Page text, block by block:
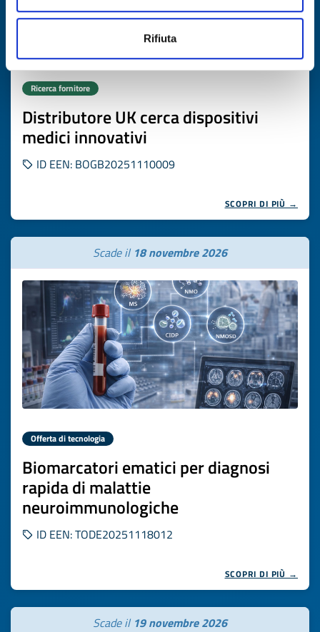
Rifiuta
Ricerca fornitore
Distributore UK cerca dispositivi
medici innovativi
ID EEN: BOGB20251110009
SCOPRI DI PIÙ →
Scade il 18 novembre 2026
Offerta di tecnologia
Biomarcatori ematici per diagnosi
rapida di malattie
neuroimmunologiche
ID EEN: TODE20251118012
SCOPRI DI PIÙ →
Scade il 19 novembre 2026